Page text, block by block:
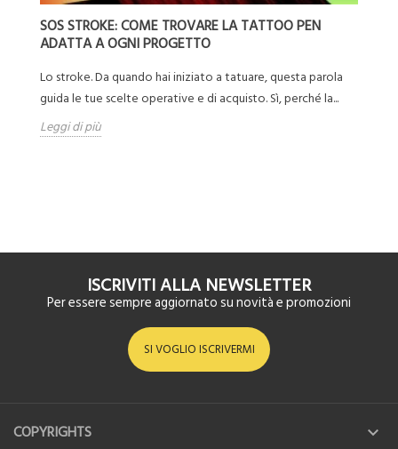
SOS STROKE: COME TROVARE LA TATTOO PEN
ADATTA A OGNI PROGETTO
Lo stroke. Da quando hai iniziato a tatuare, questa parola
guida le tue scelte operative e di acquisto. Sì, perché la...
Leggi di più
ISCRIVITI ALLA NEWSLETTER
Per essere sempre aggiornato su novità e promozioni
SI VOGLIO ISCRIVERMI
COPYRIGHTS 